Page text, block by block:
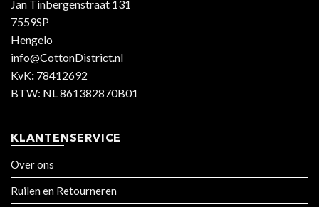
Jan Tinbergenstraat 131
7559SP
Hengelo
info@CottonDistrict.nl
KvK: 78412692
BTW: NL 861382870B01
KLANTENSERVICE
Over ons
Ruilen en Retourneren